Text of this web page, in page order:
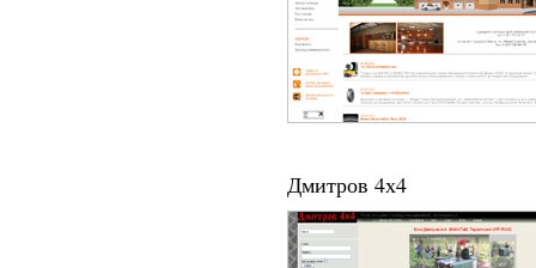
Дмитров 4х4